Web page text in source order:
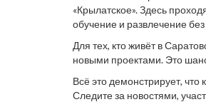
«Крылатское». Здесь
обучение и развлечение
Для тех, кто живёт в
новыми проектами. Это
Всё это демонстрирует, что
Следите за новостями,